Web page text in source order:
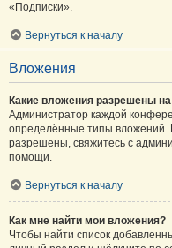
«Подписки».
Вернуться к началу
Вложения
Какие вложения разрешены
Администратор каждой
определённые типы вложений.
разрешены, свяжитесь с
помощи.
Вернуться к началу
Как мне найти мои вложения?
Чтобы найти список